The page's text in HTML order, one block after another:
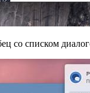
со списком